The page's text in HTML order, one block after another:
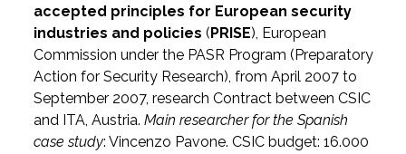
accepted principles for European security
industries and policies ( PRISE), European
Commission under the PASR Program (Preparatory
Action for Security Research), from April 2007 to
September 2007, research Contract between CSIC
and ITA, Austria.Main researcher for the Spanish
case study: Vincenzo Pavone. CSIC budget: 16.000